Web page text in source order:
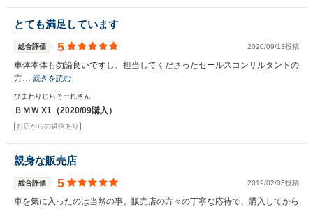
とても満足しています
総合評価 5 2020/09/13投稿
車体本体も勿論良いですし、担当してくださったセールスコンサルタントの
方… 続きを読む
ひまわりじらそーれさん
ＢＭＷ X1（2020/09購入）
お店からの返信あり
親身な販売店
総合評価 5 2019/02/03投稿
車を気に入ったのは当然の事、販売店の方々の丁寧な応待で、購入してから